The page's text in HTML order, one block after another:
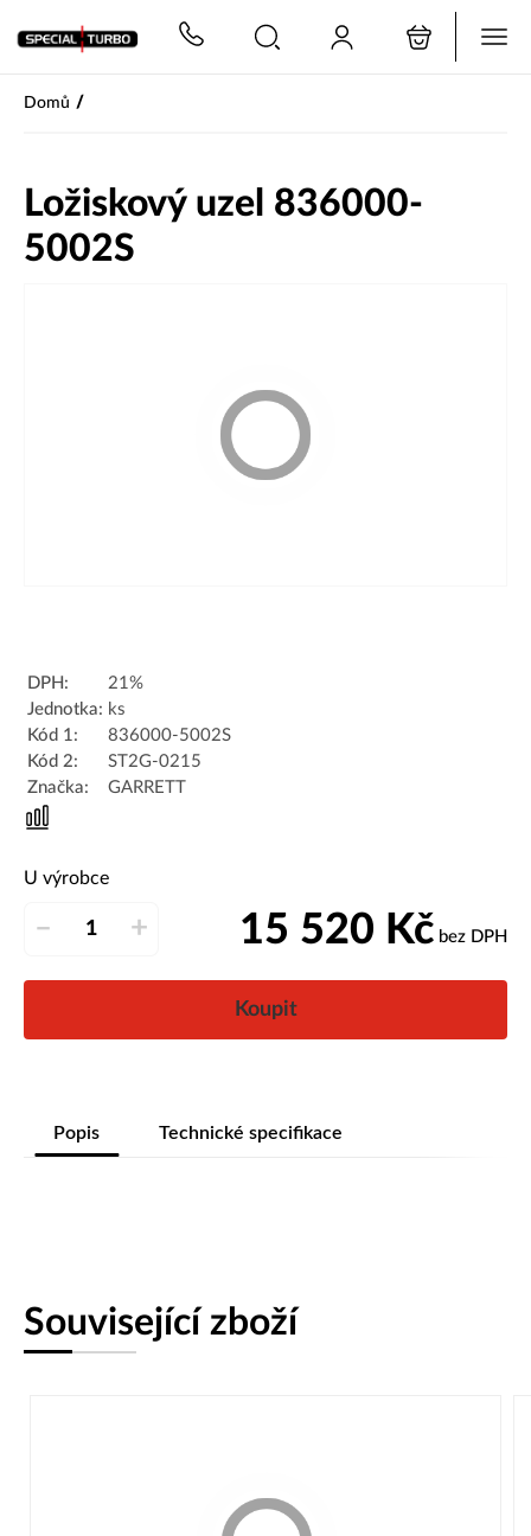
Domů /
Ložiskový uzel 836000-
5002S
DPH:
21%
Jednotka: ks
Kód 1:
836000-5002S
Kód 2:
ST2G-0215
Značka:
GARRETT
U výrobce
– + 15 520 Kč bez DPH
Koupit
Popis Technické specifikace
Související zboží